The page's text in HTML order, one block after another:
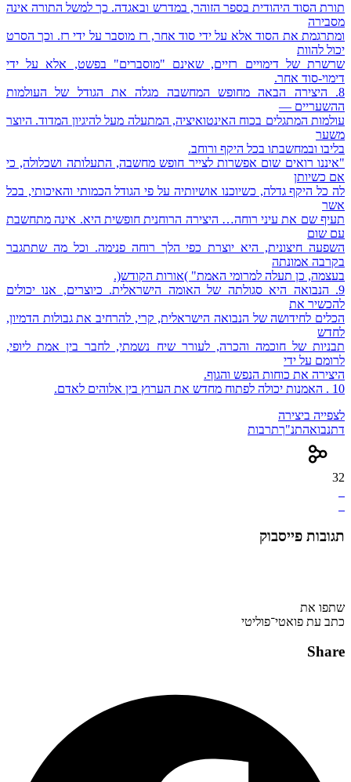
תורת הסוד היהודית בספר הזוהר, במדרש ובאגדה. כך למשל התורה אינה
מסבירה
ומתרגמת את הסוד אלא על ידי סוד אחר, רז מוסבר על ידי רז. וכך הסרט
יכול להוות
שרשרת של דימויים רזיים, שאינם "מוסברים" בפשט, אלא על ידי
דימוי-סוד אחר.
8. היצירה הבאה מחופש המחשבה מגלה את הגודל של העולמות
ההשעריים —
עולמות המתגלים בכוח האינטואיציה, המתעלה מעל להיגיון המדוד. היוצר
משער
בליבו ובמחשבתו בכל היקף ורוחב.
"איננו רואים שום אפשרות לצייר חופש מחשבה, התעלותה ושכלולה, כי
אם כשיותן
לה כל היקף גדלה, כשיוכנו אושיותיה על פי הגודל הכמותי והאיכותי, בכל
אשר
תעיף שם את עיני רוחה… היצירה הרוחנית חופשית היא. אינה מתחשבת
עם שום
השפעה חיצונית, היא יוצרת כפי הלך רוחה פנימה. וכל מה שתתגבר
בקרבה אמונתה
בעצמה, כן תעלה למרומי האמת" )אורות הקודש(.
9. הנבואה היא סגולתה של האומה הישראלית. כיוצרים, אנו יכולים
להכשיר את
הכלים לחידושה של הנבואה הישראלית, קרי, להרחיב את גבולות הדמיון,
לחדש
תבניות של חוכמה והכרה, לעורר שיח נשמתי, לחבר בין אמת ליופי,
לרומם על ידי
היצירה את כוחות הנפש והגוף.
10 . האמנות יכולה לפתוח מחדש את הערוץ בין אלוהים לאדם.
לצפייה ביצירה
דתנבואהתנ"ךתרבות
32
תגובות פייסבוק
שתפו את
כתב עת פואטי־פוליטי
Share